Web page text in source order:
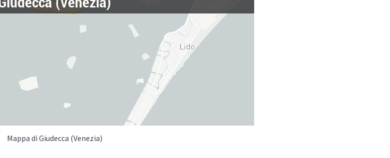
Mappa di Giudecca (Venezia)